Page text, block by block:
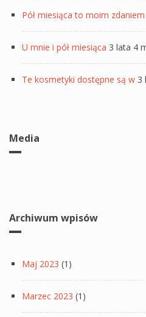
Pół miesiąca to moim zdaniem
U mnie i pół miesiąca 3 lata 4
Te kosmetyki dostępne są w 3
Media
Archiwum wpisów
Maj 2023 (1)
Marzec 2023 (1)